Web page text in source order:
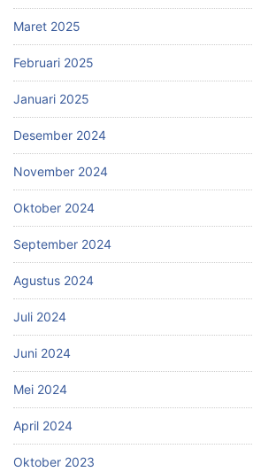
Maret 2025
Februari 2025
Januari 2025
Desember 2024
November 2024
Oktober 2024
September 2024
Agustus 2024
Juli 2024
Juni 2024
Mei 2024
April 2024
Oktober 2023